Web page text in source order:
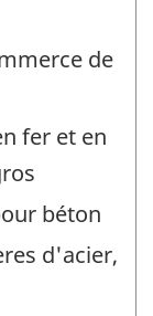
de
fer et en
béton
d'acier,